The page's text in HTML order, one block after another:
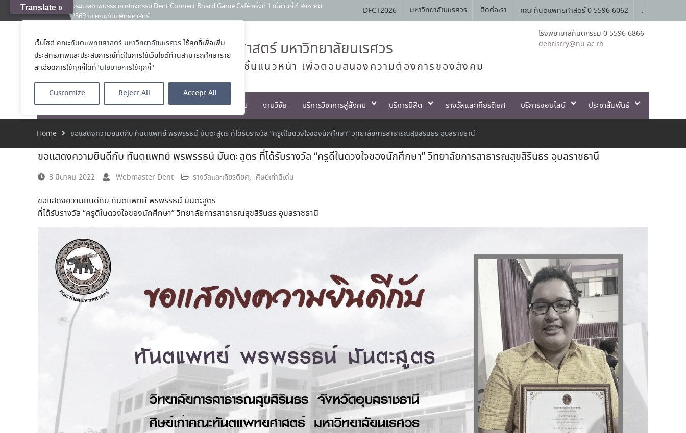
เว็บไซต์ คณะทันตแพทยศาสตร์ มหาวิทยาลัยนเรศวร ใช้คุกกี้เพื่อเพิ่ม
ประสิทธิภาพและประสบการณ์ที่ดีในการใช้เว็บไซต์ท่านสามารถศึกษาราย
ละเอียดการใช้คุกกี้ได้ที่"นโยบายการใช้คุกกี้"
Customize Reject All Accept All
News:
ประมวลภาพบรรยากาศกิจกรรม Dent Connect Board Game Café ครั้งที่ 1 เมื่อวันที่ 4 สิงหาคม
2569 ณ คณะทันแพทยศาสตร์
และหลักสูตรประกาศนียบัตรผู้ช่วยทันตแพทย์ ในโครงการ Open House 2026 กิจกรรม NU Explore:
เคลียร์ตัวตน ค้นหาตัวเอง
ประกาศคณะทันตแพทยศาสตร์ มหาวิทยาลัยนเรศวร เรื่อง ผู้ผ่านการสอบแข่งขันเข้าเป็นพนักงานราชการ
(เงินรายได้) ตำแหน่ง ผู้ปฏิบัติงานทันตกรรม
DFCT2026 มหาวิทยาลัยนเรศวร ติดต่อเรา คณะทันตแพทยศาสตร์ 0 5596 6062 .
คณะทันตแพทยศาสตร์ มหาวิทยาลัยนเรศวร
โรงเรียนทันตแพทย์ชั้นแนวหน้า เพื่อตอบสนองความต้องการของสังคม
โรงพยาบาลทันตกรรม 0 5596 6866
dentistry@nu.ac.th
หน้าแรก เกี่ยวกับ หลักสูตร โรงพยาบาลทันตกรรม งานวิจัย บริการวิชาการสู่สังคม บริการนิสิต รางวัลและเกียรติยศ บริการออนไลน์ ประชาสัมพันธ์
Home ขอแสดงความยินดีกับ ทันตแพทย์ พรพรรธน์ มันตะสูตร ที่ได้รับรางวัล “ครูดีในดวงใจของนักศึกษา” วิทยาลัยการสาธารณสุขสิรินธร อุบลราชธานี
ขอแสดงความยินดีกับ ทันตแพทย์ พรพรรธน์ มันตะสูตร ที่ได้รับรางวัล “ครูดีในดวงใจของนักศึกษา” วิทยาลัยการสาธารณสุขสิรินธร อุบลราชธานี
3 มีนาคม 2022 Webmaster Dent รางวัลและเกียรติยศ, ศิษย์เก่าดีเด่น
ขอแสดงความยินดีกับ ทันตแพทย์ พรพรรธน์ มันตะสูตร
ที่ได้รับรางวัล “ครูดีในดวงใจของนักศึกษา” วิทยาลัยการสาธารณสุขสิรินธร อุบลราชธานี
Translate »